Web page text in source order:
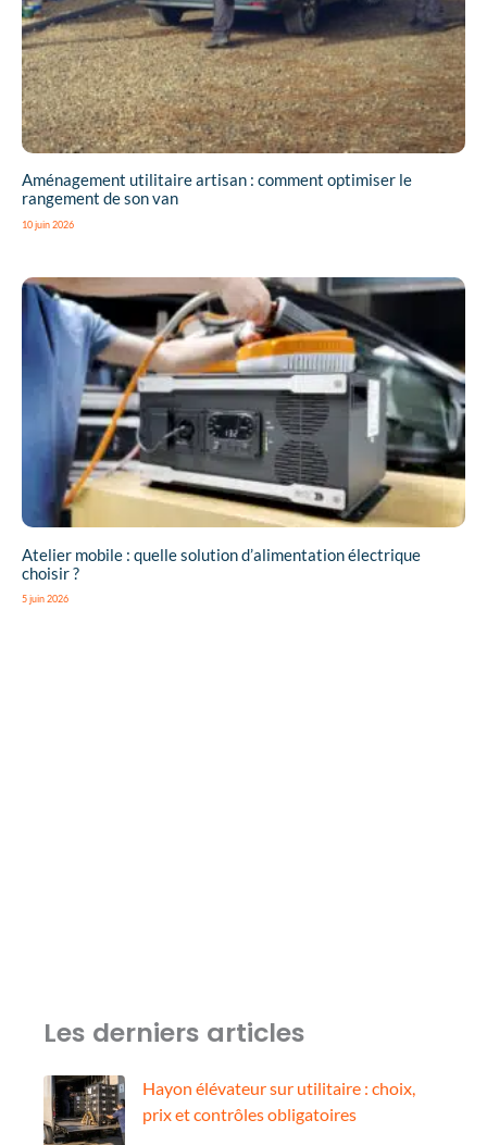
Aménagement utilitaire artisan : comment optimiser le
rangement de son van
10 juin 2026
Atelier mobile : quelle solution d’alimentation électrique
choisir ?
5 juin 2026
Les derniers articles
Hayon élévateur sur utilitaire : choix,
prix et contrôles obligatoires